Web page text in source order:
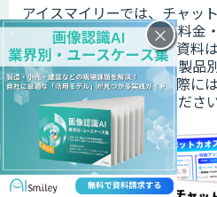
アイスマイリーでは、チャッ
「チャットボット製品の料金
配布しております。この資料
や検討がしやすいよう、製品
ています。導入を検討の際に
ボット比較表をご活用ください
×